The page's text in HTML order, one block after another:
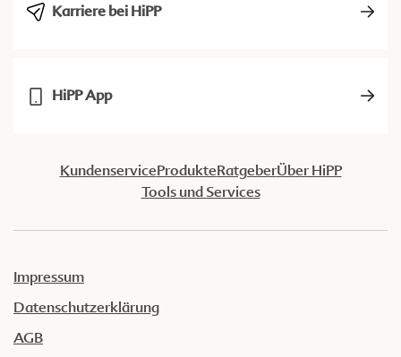
Karriere bei HiPP
HiPP App
KundenserviceProdukteRatgeberÜber HiPP
Tools und Services
Impressum
Datenschutzerklärung
AGB